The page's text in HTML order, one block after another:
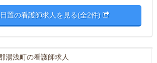
置の看護師求人を見る(全2件)
湯浅町の看護師求人